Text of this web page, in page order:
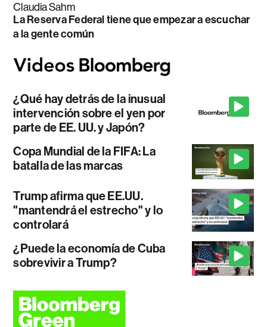
Claudia Sahm
La Reserva Federal tiene que empezar a escuchar
a la gente común
¿Qué hay detrás de la inusual
intervención sobre el yen por
parte de EE. UU. y Japón?
Copa Mundial de la FIFA: La
batalla de las marcas
Trump afirma que EE.UU.
"mantendrá el estrecho" y lo
controlará
¿Puede la economía de Cuba
sobrevivir a Trump?